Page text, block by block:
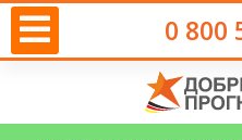
0 800